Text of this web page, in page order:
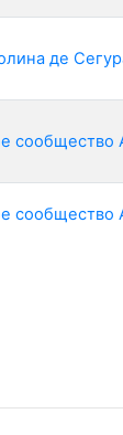
де
сообщество
сообщество